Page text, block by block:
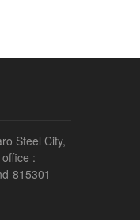
Steel City,
:
815301